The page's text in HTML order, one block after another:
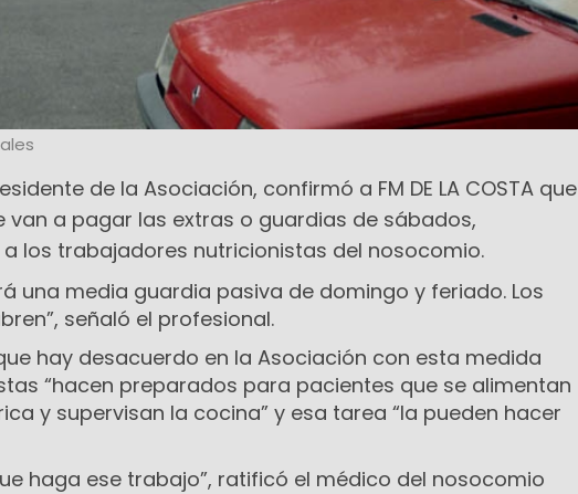
de la Asociación, confirmó a FM DE LA COSTA que
van a pagar las extras o guardias de sábados,
los trabajadores nutricionistas del nosocomio.
una media guardia pasiva de domingo y feriado. Los
señaló el profesional.
hay desacuerdo en la Asociación con esta medida
“hacen preparados para pacientes que se alimentan
y supervisan la cocina” y esa tarea “la pueden hacer
haga ese trabajo”, ratificó el médico del nosocomio